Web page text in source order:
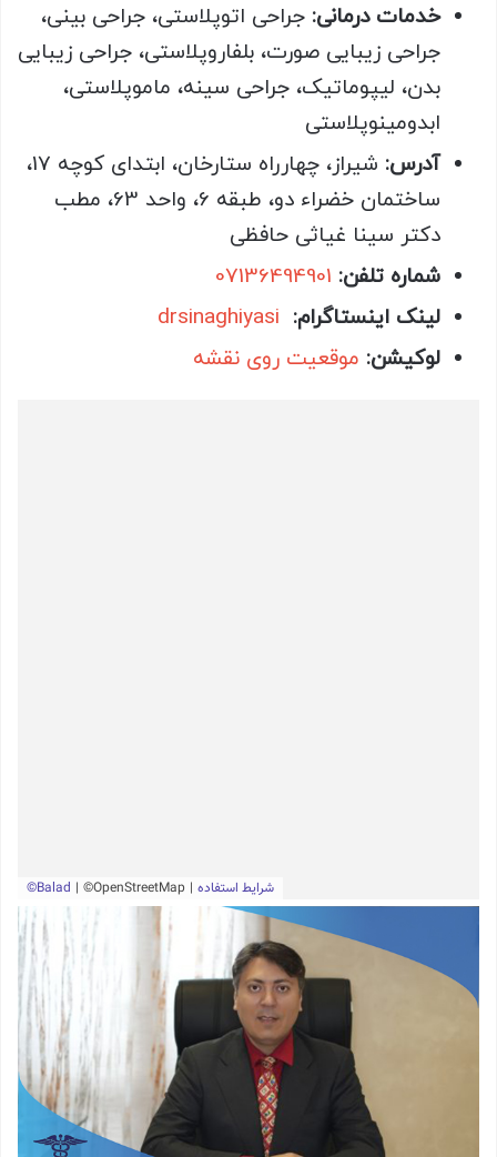
خدمات درمانی: جراحی اتوپلاستی، جراحی بینی،
جراحی زیبایی صورت، بلفاروپلاستی، جراحی زیبایی
بدن، لیپوماتیک، جراحی سینه، ماموپلاستی،
ابدومینوپلاستی
آدرس:
شیراز، چهارراه ستارخان، ابتدای کوچه 17،
ساختمان خضراء دو، طبقه 6، واحد 63، مطب
دکتر سینا غیاثی حافظی
شماره تلفن: 07136494901
لینک اینستاگرام: drsinaghiyasi ‎
لوکیشن: موقعیت روی نقشه